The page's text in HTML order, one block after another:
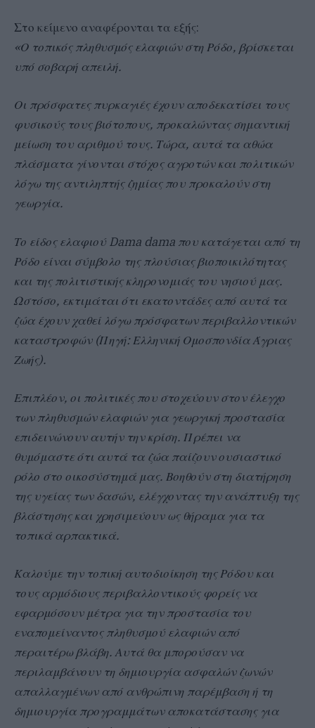
Στο κείμενο αναφέρονται τα εξής:
«Ο τοπικός πληθυσμός ελαφιών στη Ρόδο, βρίσκεται
υπό σοβαρή απειλή.
Οι πρόσφατες πυρκαγιές έχουν αποδεκατίσει τους
φυσικούς τους βιότοπους, προκαλώντας σημαντική
μείωση του αριθμού τους. Τώρα, αυτά τα αθώα
πλάσματα γίνονται στόχος αγροτών και πολιτικών
λόγω της αντιληπτής ζημίας που προκαλούν στη
γεωργία.
Το είδος ελαφιού Dama dama που κατάγεται από τη
Ρόδο είναι σύμβολο της πλούσιας βιοποικιλότητας
και της πολιτιστικής κληρονομιάς του νησιού μας.
Ωστόσο, εκτιμάται ότι εκατοντάδες από αυτά τα
ζώα έχουν χαθεί λόγω πρόσφατων περιβαλλοντικών
καταστροφών (Πηγή: Ελληνική Ομοσπονδία Άγριας
Ζωής).
Επιπλέον, οι πολιτικές που στοχεύουν στον έλεγχο
των πληθυσμών ελαφιών για γεωργική προστασία
επιδεινώνουν αυτήν την κρίση. Πρέπει να
θυμόμαστε ότι αυτά τα ζώα παίζουν ουσιαστικό
ρόλο στο οικοσύστημά μας. Βοηθούν στη διατήρηση
της υγείας των δασών, ελέγχοντας την ανάπτυξη της
βλάστησης και χρησιμεύουν ως θήραμα για τα
τοπικά αρπακτικά.
Καλούμε την τοπική αυτοδιοίκηση της Ρόδου και
τους αρμόδιους περιβαλλοντικούς φορείς να
εφαρμόσουν μέτρα για την προστασία του
εναπομείναντος πληθυσμού ελαφιών από
περαιτέρω βλάβη. Αυτά θα μπορούσαν να
περιλαμβάνουν τη δημιουργία ασφαλών ζωνών
απαλλαγμένων από ανθρώπινη παρέμβαση ή τη
δημιουργία προγραμμάτων αποκατάστασης για